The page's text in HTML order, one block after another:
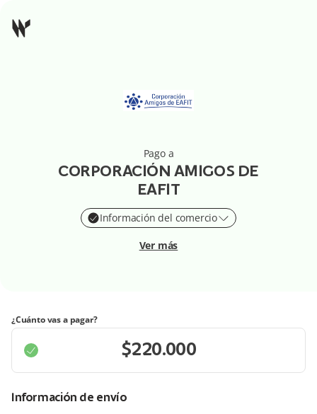
Pago a
CORPORACIÓN AMIGOS DE
EAFIT
Información del comercio
Ver más
¿Cuánto vas a pagar?
Información de envío